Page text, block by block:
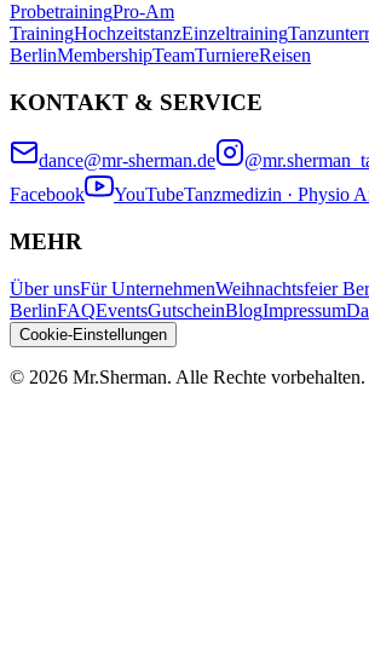
ProbetrainingPro-Am
TrainingHochzeitstanzEinzeltraining
BerlinMembershipTeamTurniereReisen
KONTAKT & SERVICE
dance@mr-sherman.de
Facebook
YouTubeTanzmedizin · Physio
MEHR
Über unsFür UnternehmenWeihnachtsfeier
BerlinFAQEventsGutscheinBlogImpressum
Cookie-Einstellungen
© 2026 Mr.Sherman. Alle Rechte vorbehalten.